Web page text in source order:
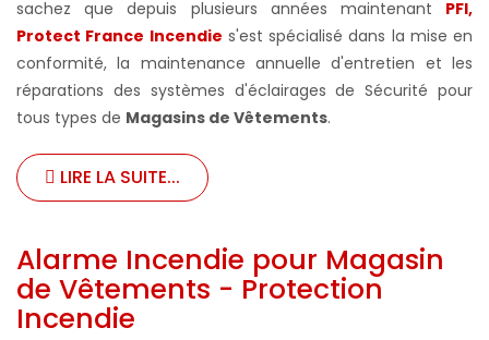
sachez que depuis plusieurs années maintenant PFI,
Protect France Incendie s'est spécialisé dans la mise en
conformité, la maintenance annuelle d'entretien et les
réparations des systèmes d'éclairages de Sécurité pour
tous types de Magasins de Vêtements.
LIRE LA SUITE...
Alarme Incendie pour Magasin
de Vêtements - Protection
Incendie